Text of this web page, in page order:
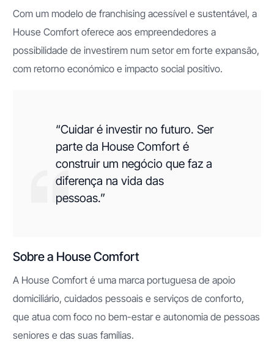
Com um modelo de franchising acessível e sustentável, a
House Comfort oferece aos empreendedores a
possibilidade de investirem num setor em forte expansão,
com retorno económico e impacto social positivo.
“Cuidar é investir no futuro. Ser
parte da House Comfort é
construir um negócio que faz a
diferença na vida das
pessoas.”
Sobre a House Comfort
A House Comfort é uma marca portuguesa de apoio
domiciliário, cuidados pessoais e serviços de conforto,
que atua com foco no bem-estar e autonomia de pessoas
seniores e das suas famílias.